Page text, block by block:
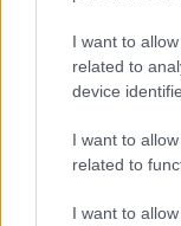
I want to
related to
device
I want to
related to
I want to